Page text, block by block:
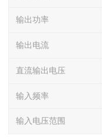
输出功率
输出电流
直流输出电压
输入频率
输入电压范围